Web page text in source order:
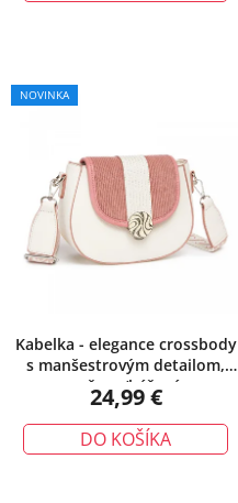
NOVINKA
Kabelka - elegance crossbody
s manšestrovým detailom,
ružovo/béžová
24,99 €
DO KOŠÍKA